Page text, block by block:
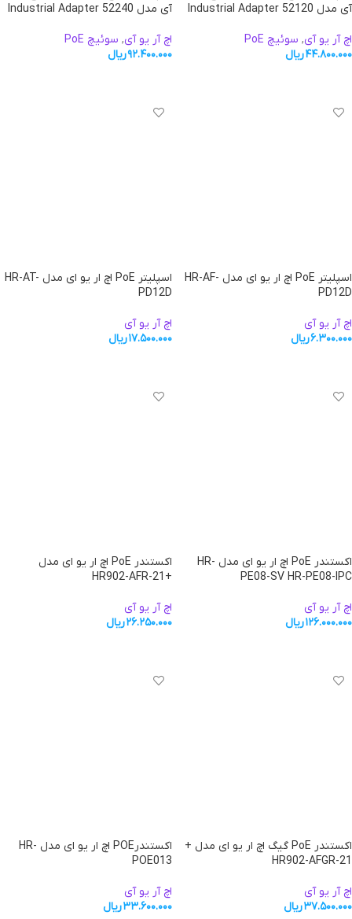
آی مدل Industrial Adapter 52120
اچ آر یو آی, سوئیچ PoE
۴۴.۸۰۰.۰۰۰ریال
آی مدل Industrial Adapter 52240
اچ آر یو آی, سوئیچ PoE
۹۲.۴۰۰.۰۰۰ریال
اسپلیتر PoE اچ ار یو ای مدل HR-AF-
PD12D
اچ آر یو آی
۶.۳۰۰.۰۰۰ریال
اسپلیتر PoE اچ ار یو ای مدل HR-AT-
PD12D
اچ آر یو آی
۱۷.۵۰۰.۰۰۰ریال
اکستندر PoE اچ ار یو ای مدل HR-
PE08-SV HR-PE08-IPC
اچ آر یو آی
۱۲۶.۰۰۰.۰۰۰ریال
اکستندر PoE اچ ار یو ای مدل
+HR902-AFR-21
اچ آر یو آی
۲۶.۲۵۰.۰۰۰ریال
اکستندر PoE گیگ اچ ار یو ای مدل +
HR902-AFGR-21
اچ آر یو آی
۳۷.۵۰۰.۰۰۰ریال
اکستندرPOE اچ ار یو ای مدل HR-
POE013
اچ آر یو آی
۳۳.۶۰۰.۰۰۰ریال